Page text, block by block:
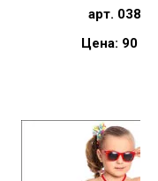
арт. 03811
Цена: 90